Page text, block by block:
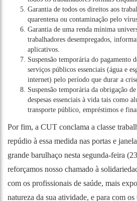
Garantia de todos os direitos aos
quarentena ou contaminação pelo
Garantia de uma renda mínima
trabalhadores desempregados,
aplicativos.
Suspensão temporária do pagamento
serviços públicos essenciais (água e
internet) pelo período que durar a
Suspensão temporária da obrigação
despesas essenciais à vida tais como
transporte público, empréstimos e
Por fim, a CUT conclama a classe
repúdio à essa medida nas portas e
grande barulhaço nesta segunda-feira
reforçamos nosso chamado à
com os profissionais de saúde, mais
natureza da sua atividade, e para com os